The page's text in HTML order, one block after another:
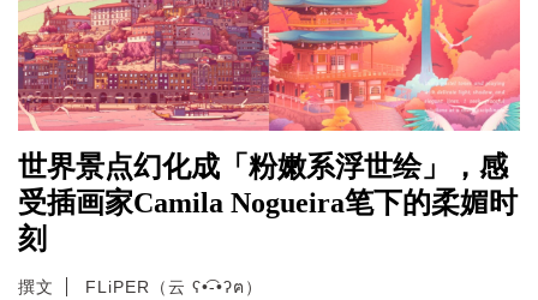
世界景点幻化成「粉嫩系浮世绘」，感
受插画家Camila Nogueira笔下的柔媚时
刻
撰文 FLiPER（云 ʕ•͡-•ʔฅ）